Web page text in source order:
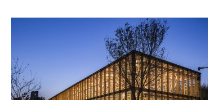
Chinach,
który
można
rozbudować